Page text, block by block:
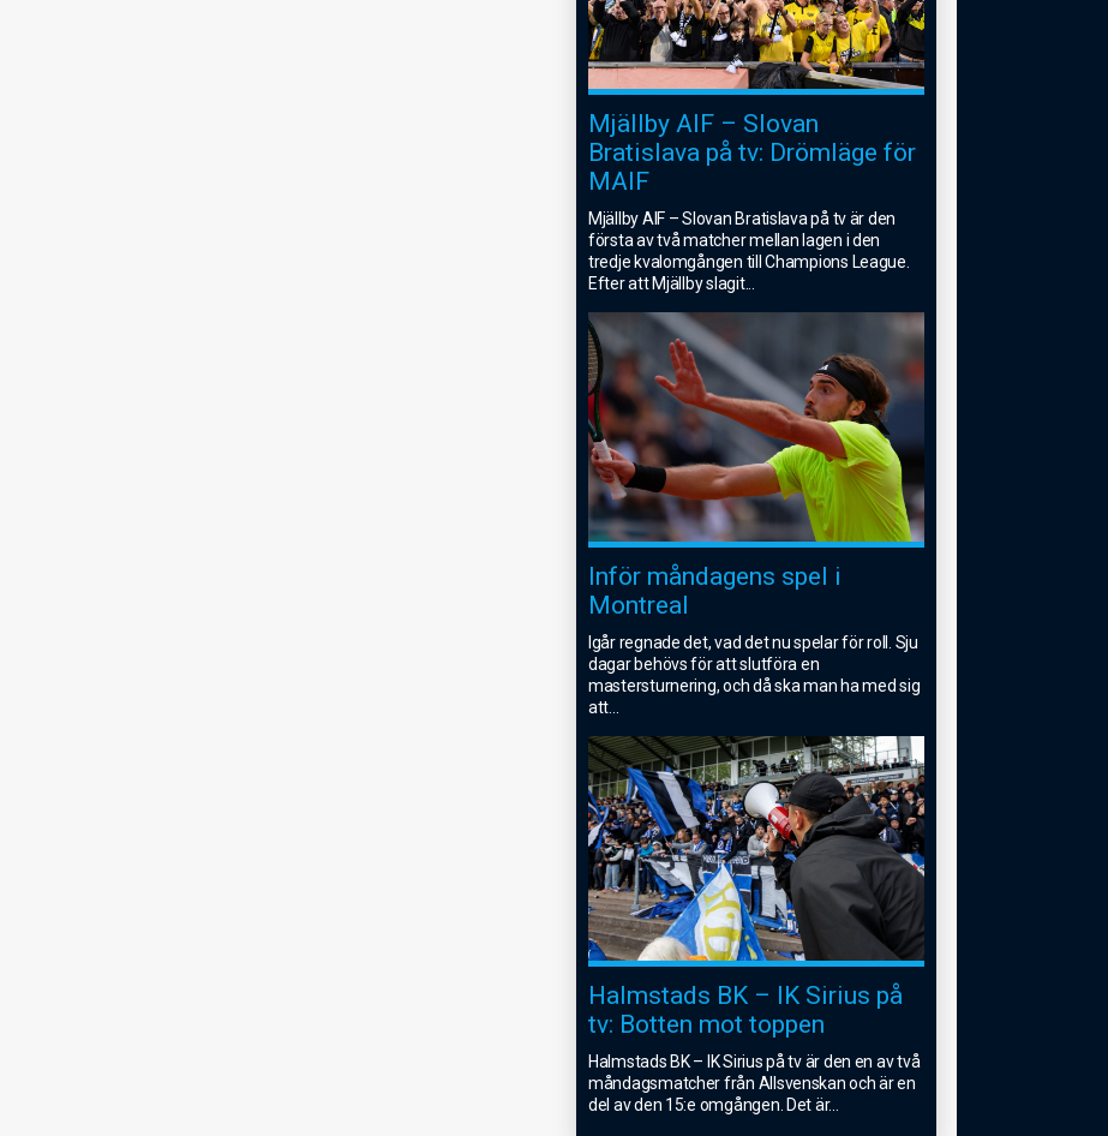
Mjällby AIF – Slovan
Bratislava på tv: Drömläge för
MAIF
Mjällby AIF – Slovan Bratislava på tv är den
första av två matcher mellan lagen i den
tredje kvalomgången till Champions League.
Efter att Mjällby slagit...
Inför måndagens spel i
Montreal
Igår regnade det, vad det nu spelar för roll. Sju
dagar behövs för att slutföra en
mastersturnering, och då ska man ha med sig
att...
Halmstads BK – IK Sirius på
tv: Botten mot toppen
Halmstads BK – IK Sirius på tv är den en av två
måndagsmatcher från Allsvenskan och är en
del av den 15:e omgången. Det är...